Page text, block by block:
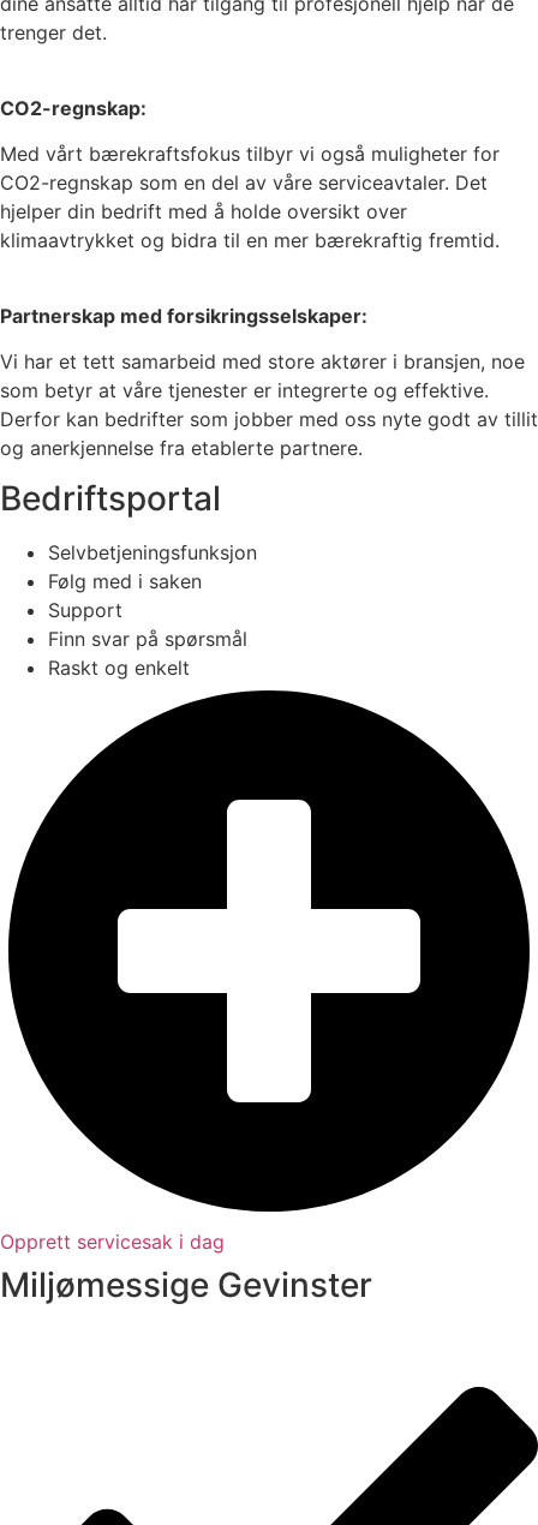
trenger det.
CO2-regnskap:
Med vårt bærekraftsfokus tilbyr vi også muligheter for
CO2-regnskap som en del av våre serviceavtaler. Det
hjelper din bedrift med å holde oversikt over
klimaavtrykket og bidra til en mer bærekraftig fremtid.
Partnerskap med forsikringsselskaper:
Vi har et tett samarbeid med store aktører i bransjen, noe
som betyr at våre tjenester er integrerte og effektive.
Derfor kan bedrifter som jobber med oss nyte godt av tillit
og anerkjennelse fra etablerte partnere.
Bedriftsportal
Selvbetjeningsfunksjon
Følg med i saken
Support
Finn svar på spørsmål
Raskt og enkelt
Opprett servicesak i dag
Miljømessige Gevinster